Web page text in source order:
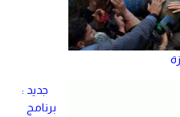
جديد :
برنامج